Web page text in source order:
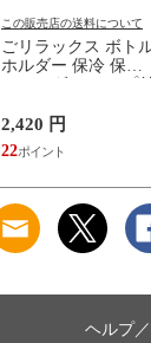
この販売店の送料について
ごリラックス ボト
ホルダー 保冷 保温
補給 マイボトル サ
ウナ 温泉 水筒 カバ
ー トトノイモード
2,420 円
22
ヘルプ